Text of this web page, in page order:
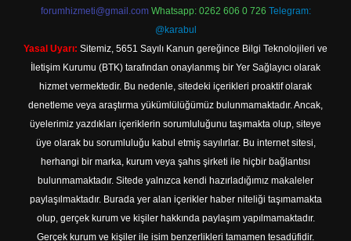
forumhizmeti@gmail.com Whatsapp: 0262 606 0 726 Telegram:
@karabul
Yasal Uyarı: Sitemiz, 5651 Sayılı Kanun gereğince Bilgi Teknolojileri ve
İletişim Kurumu (BTK) tarafından onaylanmış bir Yer Sağlayıcı olarak
hizmet vermektedir. Bu nedenle, sitedeki içerikleri proaktif olarak
denetleme veya araştırma yükümlülüğümüz bulunmamaktadır. Ancak,
üyelerimiz yazdıkları içeriklerin sorumluluğunu taşımakta olup, siteye
üye olarak bu sorumluluğu kabul etmiş sayılırlar. Bu internet sitesi,
herhangi bir marka, kurum veya şahıs şirketi ile hiçbir bağlantısı
bulunmamaktadır. Sitede yalnızca kendi hazırladığımız makaleler
paylaşılmaktadır. Burada yer alan içerikler haber niteliği taşımamakta
olup, gerçek kurum ve kişiler hakkında paylaşım yapılmamaktadır.
Gerçek kurum ve kişiler ile isim benzerlikleri tamamen tesadüfidir.